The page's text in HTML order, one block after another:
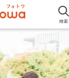
検索